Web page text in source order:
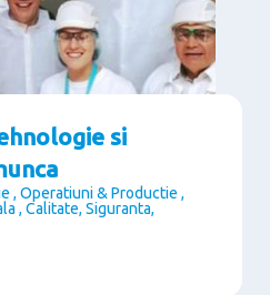
si
, Operatiuni & Productie ,
, Calitate, Siguranta,